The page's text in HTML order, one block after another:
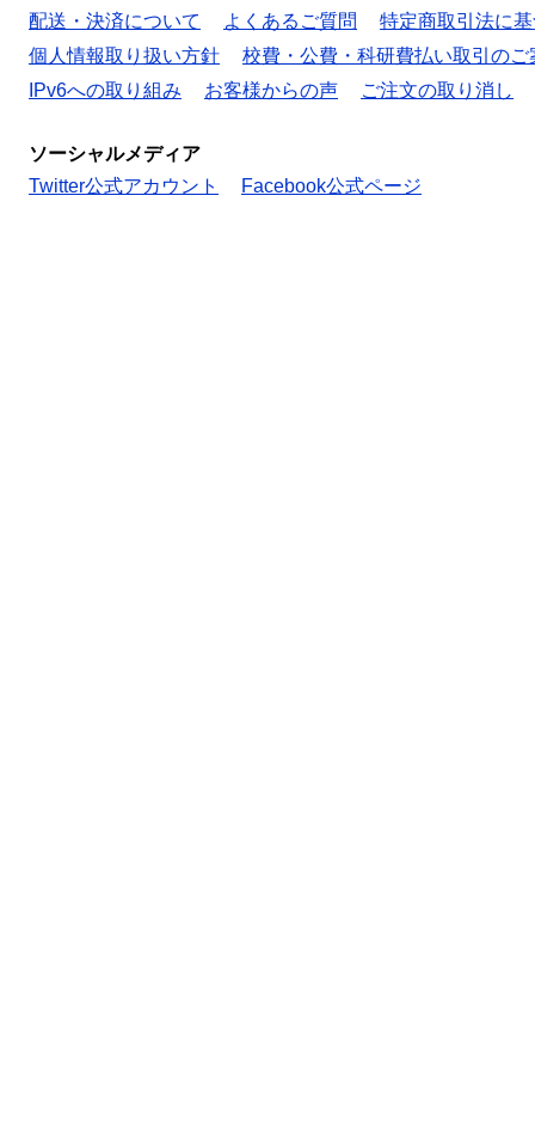
配送・決済について
よくあるご質問
特定商取引法に
個人情報取り扱い方針
校費・公費・科研費払い取引のご
IPv6への取り組み
お客様からの声 ご注文の取り消し
ソーシャルメディア
Twitter公式アカウント
Facebook公式ページ